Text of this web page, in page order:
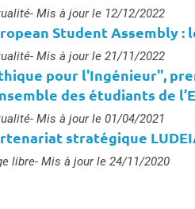
: - Mis à jour le 12/12/2022
Student Assembly
: - Mis à jour le 21/11/2022
pour l'Ingénieur",
des étudiants de
: - Mis à jour le 01/04/2021
stratégique
:libre- Mis à jour le 24/11/2020